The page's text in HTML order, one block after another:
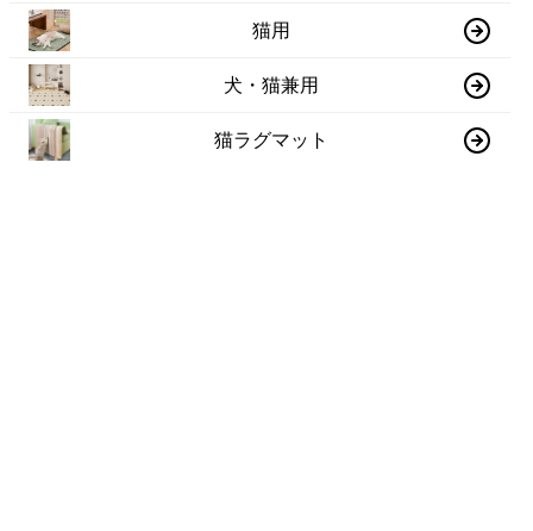
猫用
犬・猫兼用
猫ラグマット